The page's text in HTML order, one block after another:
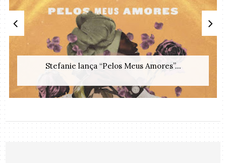
Stefanie lança “Pelos Meus Amores”...